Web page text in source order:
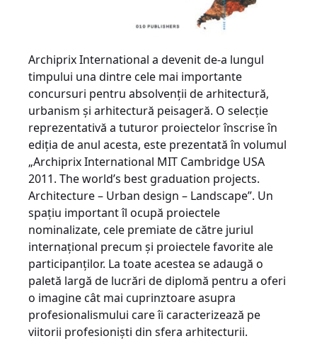
Archiprix International a devenit de-a lungul
timpului una dintre cele mai importante
concursuri pentru absolvenţii de arhitectură,
urbanism şi arhitectură peisageră. O selecţie
reprezentativă a tuturor proiectelor înscrise în
ediţia de anul acesta, este prezentată în volumul
„Archiprix International MIT Cambridge USA
2011. The world’s best graduation projects.
Architecture – Urban design – Landscape”. Un
spaţiu important îl ocupă proiectele
nominalizate, cele premiate de către juriul
internaţional precum şi proiectele favorite ale
participanţilor. La toate acestea se adaugă o
paletă largă de lucrări de diplomă pentru a oferi
o imagine cât mai cuprinztoare asupra
profesionalismului care îi caracterizează pe
viitorii profesionişti din sfera arhitecturii.